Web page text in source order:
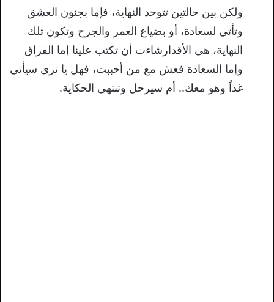
ولكن بين حالتين تتوحد النهاية، فإما بجنون العشق
وتأتي لسعادة، أو بضياع العمر والجرح وتكون تلك
النهاية، هي الأقدارشاءت أن تكتب علينا إما الفراق
وإما السعادة فعش مع من أحبب­ت، فهل يا ترى سيأتي
غذاً وهو معك.. أم سيرحل وتنتهي الحكاية.